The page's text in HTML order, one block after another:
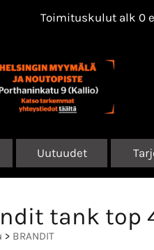
Toimituskulut alk 0
Uutuudet
tank top
> BRANDIT